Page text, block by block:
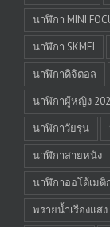
นาฬิกา MINI
นาฬิกา SKMEI
นาฬิกาดิจิตอล
นาฬิกาผู้หญิง
นาฬิกาวัยรุ่น
นาฬิกาสายหนัง
นาฬิกาออโต้เมติ
พรายน้ำเรืองแสง